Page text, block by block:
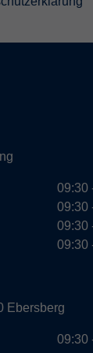
09:30
09:30
09:30
09:30
Ebersberg
09:30